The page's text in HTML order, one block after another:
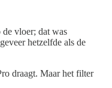
vloer; dat was
hetzelfde als de
draagt. Maar het filter